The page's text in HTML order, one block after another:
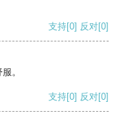
支持[0] 反对[0]
。
支持[0] 反对[0]